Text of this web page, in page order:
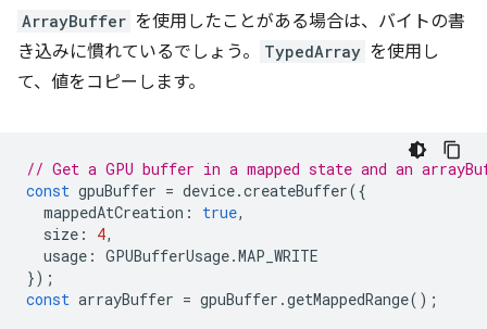
ArrayBuffer を使用したことがある場合は、バイトの書
き込みに慣れているでしょう。
TypedArray を使用し
て、値をコピーします。
// Get a GPU buffer in a mapped state and an
const gpuBuffer = device.createBuffer({
mappedAtCreation : true,
size : 4,
usage : GPUBufferUsage.MAP_WRITE
});
const arrayBuffer = gpuBuffer .getMappedRange();